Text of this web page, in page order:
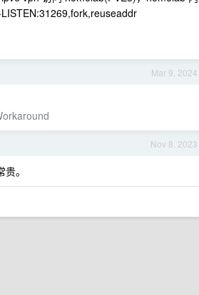
Mar 9, 2024
Nov 8, 2023
。